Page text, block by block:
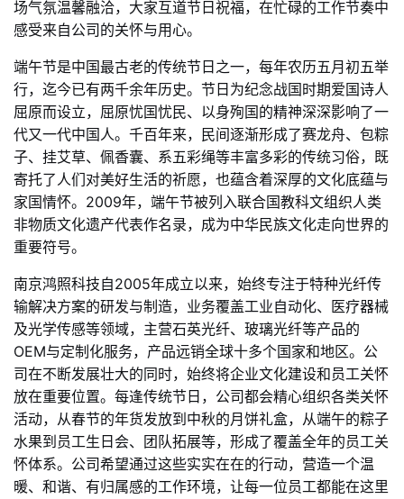
场气氛温馨融洽，大家互道节日祝福，在忙碌的工作节奏中
感受来自公司的关怀与用心。
端午节是中国最古老的传统节日之一，每年农历五月初五举
行，迄今已有两千余年历史。节日为纪念战国时期爱国诗人
屈原而设立，屈原忧国忧民、以身殉国的精神深深影响了一
代又一代中国人。千百年来，民间逐渐形成了赛龙舟、包粽
子、挂艾草、佩香囊、系五彩绳等丰富多彩的传统习俗，既
寄托了人们对美好生活的祈愿，也蕴含着深厚的文化底蕴与
家国情怀。2009年，端午节被列入联合国教科文组织人类
非物质文化遗产代表作名录，成为中华民族文化走向世界的
重要符号。
南京鸿照科技自2005年成立以来，始终专注于特种光纤传
输解决方案的研发与制造，业务覆盖工业自动化、医疗器械
及光学传感等领域，主营石英光纤、玻璃光纤等产品的
OEM与定制化服务，产品远销全球十多个国家和地区。公
司在不断发展壮大的同时，始终将企业文化建设和员工关怀
放在重要位置。每逢传统节日，公司都会精心组织各类关怀
活动，从春节的年货发放到中秋的月饼礼盒，从端午的粽子
水果到员工生日会、团队拓展等，形成了覆盖全年的员工关
怀体系。公司希望通过这些实实在在的行动，营造一个温
暖、和谐、有归属感的工作环境，让每一位员工都能在这里